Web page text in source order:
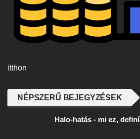
itthon
NÉPSZERŰ BEJEGYZÉSEK
Halo-hatás - mi ez,